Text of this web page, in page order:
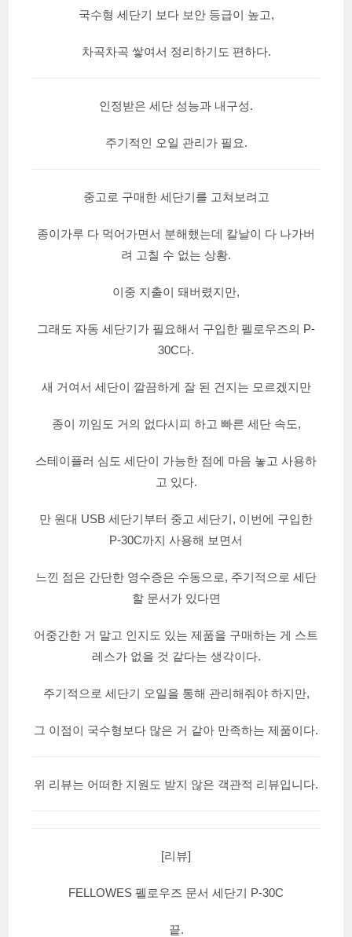
국수형 세단기 보다 보안 등급이 높고,
차곡차곡 쌓여서 정리하기도 편하다.
인정받은 세단 성능과 내구성.
주기적인 오일 관리가 필요.
중고로 구매한 세단기를 고쳐보려고
종이가루 다 먹어가면서 분해했는데 칼날이 다 나가버
려 고칠 수 없는 상황.
이중 지출이 돼버렸지만,
그래도 자동 세단기가 필요해서 구입한 펠로우즈의 P-
30C다.
새 거여서 세단이 깔끔하게 잘 된 건지는 모르겠지만
종이 끼임도 거의 없다시피 하고 빠른 세단 속도,
스테이플러 심도 세단이 가능한 점에 마음 놓고 사용하
고 있다.
만 원대 USB 세단기부터 중고 세단기, 이번에 구입한
P-30C까지 사용해 보면서
느낀 점은 간단한 영수증은 수동으로, 주기적으로 세단
할 문서가 있다면
어중간한 거 말고 인지도 있는 제품을 구매하는 게 스트
레스가 없을 것 같다는 생각이다.
주기적으로 세단기 오일을 통해 관리해줘야 하지만,
그 이점이 국수형보다 많은 거 같아 만족하는 제품이다.
위 리뷰는 어떠한 지원도 받지 않은 객관적 리뷰입니다.
[리뷰]
FELLOWES 펠로우즈 문서 세단기 P-30C
끝.